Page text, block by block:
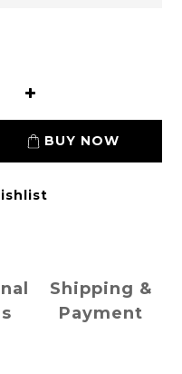
BUY NOW
Shipping &
Payment